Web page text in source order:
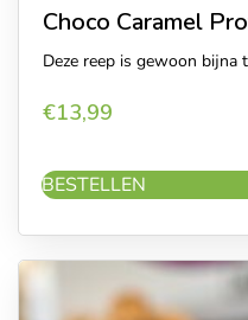
Choco Caramel
Deze reep is gewoon bijna
€13,99
BESTELLEN